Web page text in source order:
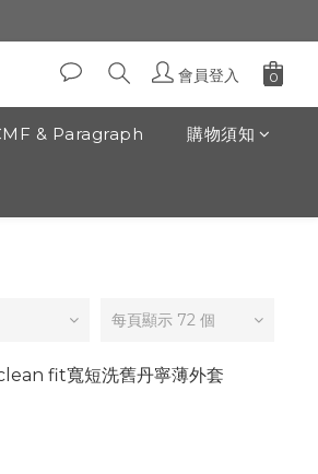
會員登入
& Paragraph 購物須知
每頁顯示 72 個